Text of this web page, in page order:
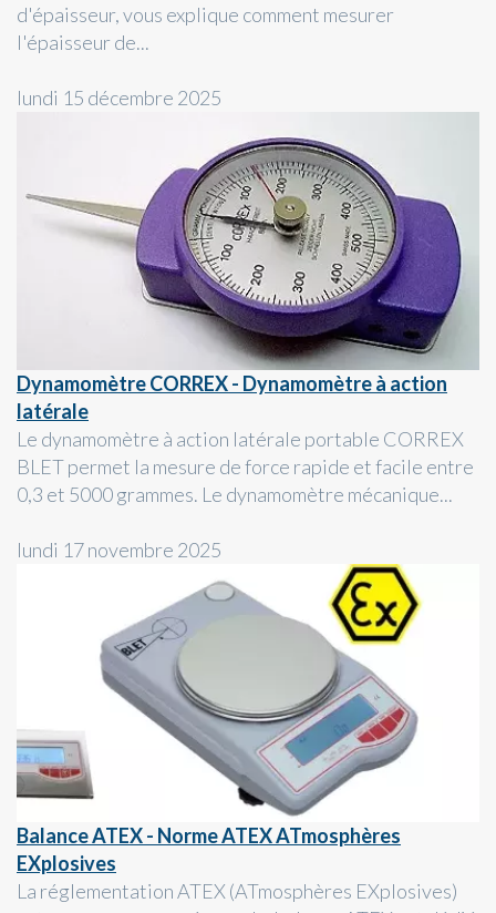
d'épaisseur, vous explique comment mesurer
l'épaisseur de...
lundi 15 décembre 2025
Dynamomètre CORREX - Dynamomètre à action
latérale
Le dynamomètre à action latérale portable CORREX
BLET permet la mesure de force rapide et facile entre
0,3 et 5000 grammes. Le dynamomètre mécanique...
lundi 17 novembre 2025
Balance ATEX - Norme ATEX ATmosphères
EXplosives
La réglementation ATEX (ATmosphères EXplosives)